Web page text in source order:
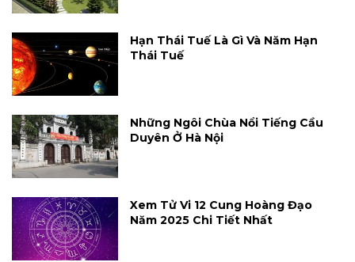
Hạn Thái Tuế Là Gì Và Năm Hạn
Thái Tuế
Những Ngôi Chùa Nổi Tiếng Cầu
Duyên Ở Hà Nội
Xem Tử Vi 12 Cung Hoàng Đạo
Năm 2025 Chi Tiết Nhất